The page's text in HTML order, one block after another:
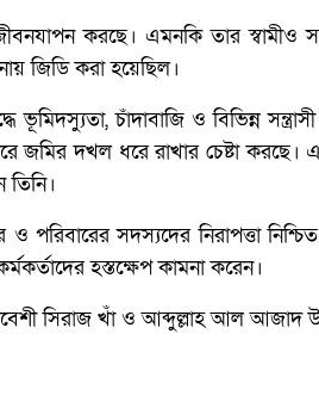
করছে। এমনকি তার স্বামীও
জিডি করা হয়েছিল।
চাঁদাবাজি ও বিভিন্ন
জমির দখল ধরে রাখার চেষ্টা
পরিবারের সদস্যদের নিরাপত্তা
হস্তক্ষেপ কামনা করেন।
সিরাজ খাঁ ও আব্দুল্লাহ আল আজাদ